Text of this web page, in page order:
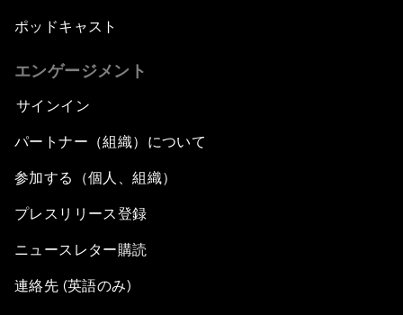
ポッドキャスト
エンゲージメント
サインイン
パートナー（組織）について
参加する（個人、組織）
プレスリリース登録
ニュースレター購読
連絡先 (英語のみ)